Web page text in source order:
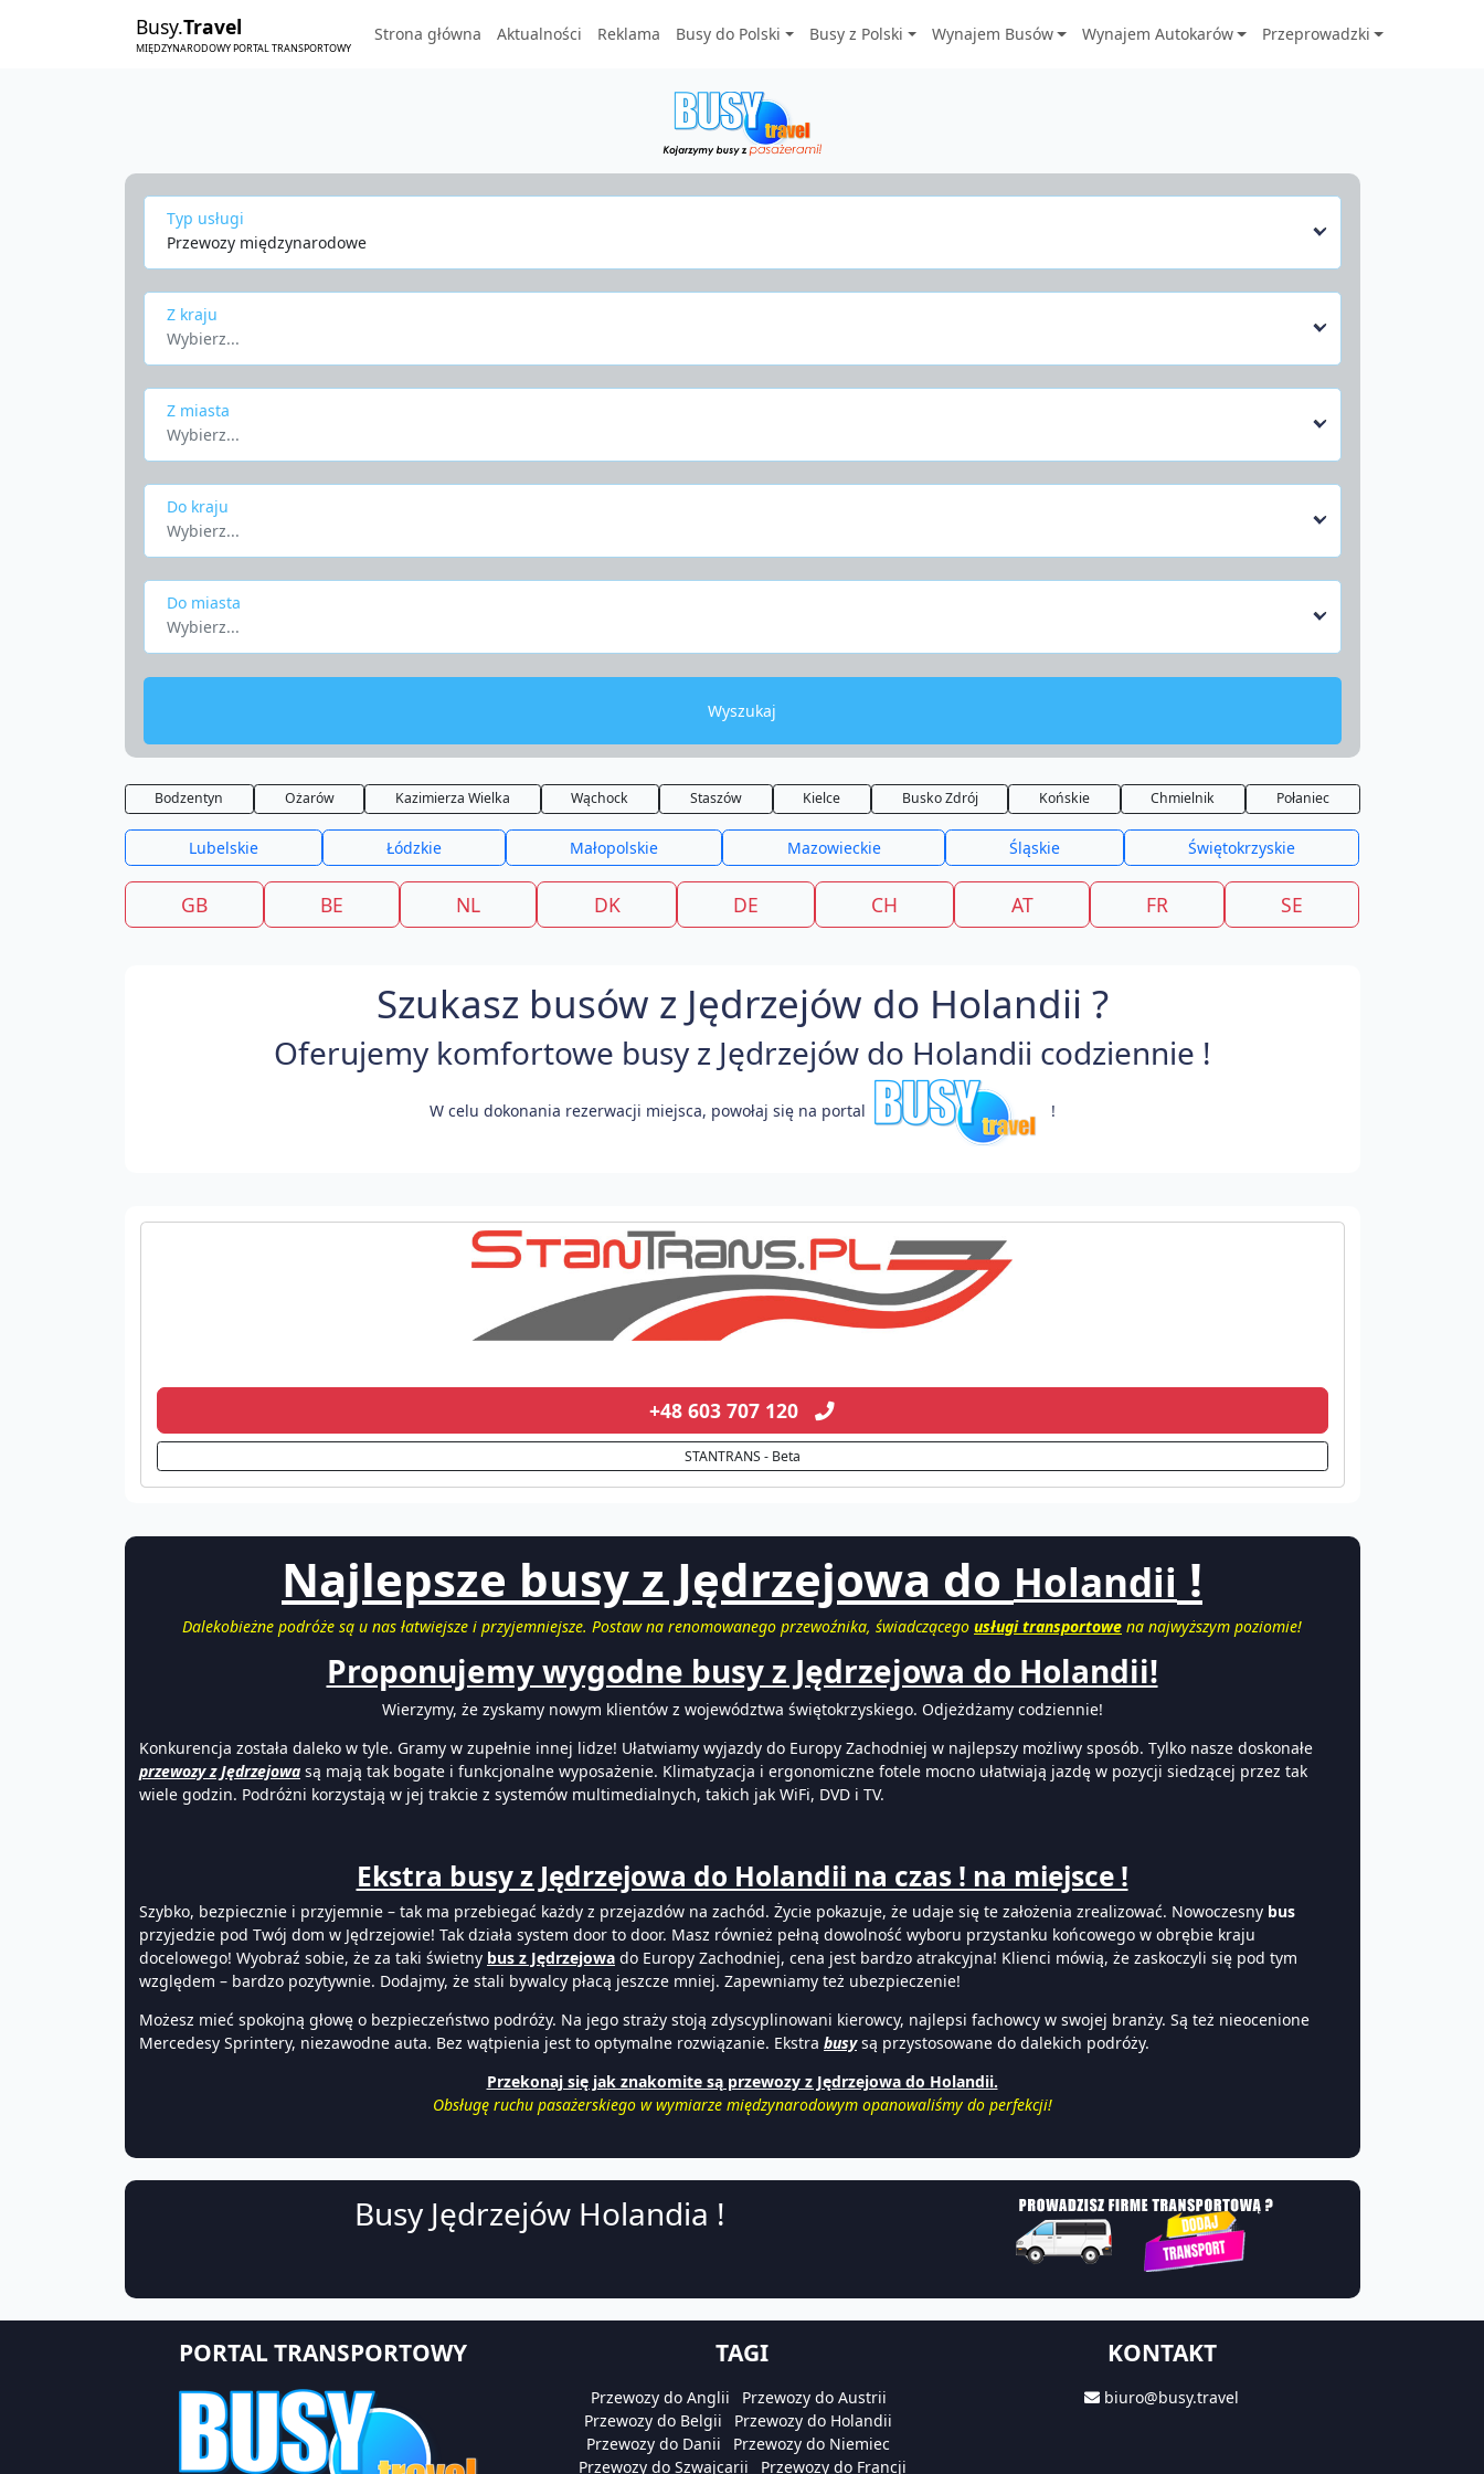
Busy.Travel
MIĘDZYNARODOWY PORTAL TRANSPORTOWY
Strona główna Aktualności Reklama Busy do Polski Busy z Polski Wynajem Busów Wynajem Autokarów Przeprowadzki
Typ usługi
Przewozy międzynarodowe
Z kraju
Wybierz...
Z miasta
Wybierz...
Do kraju
Wybierz...
Do miasta
Wybierz...
Wyszukaj
Bodzentyn Ożarów Kazimierza Wielka Wąchock Staszów Kielce Busko Zdrój Końskie Chmielnik Połaniec
Lubelskie Łódzkie Małopolskie Mazowieckie Śląskie Świętokrzyskie
GB BE NL DK DE CH AT FR SE
Szukasz busów z Jędrzejów do Holandii ?
Oferujemy komfortowe busy z Jędrzejów do Holandii codziennie !
W celu dokonania rezerwacji miejsca, powołaj się na portal !
+48 603 707 120
STANTRANS - Beta
Najlepsze busy z Jędrzejowa do Holandii !
Dalekobieżne podróże są u nas łatwiejsze i przyjemniejsze. Postaw na renomowanego przewoźnika, świadczącego usługi transportowe na najwyższym poziomie!
Proponujemy wygodne busy z Jędrzejowa do Holandii!
Wierzymy, że zyskamy nowym klientów z województwa świętokrzyskiego. Odjeżdżamy codziennie!
Konkurencja została daleko w tyle. Gramy w zupełnie innej lidze! Ułatwiamy wyjazdy do Europy Zachodniej w najlepszy możliwy sposób. Tylko nasze doskonałe
przewozy z Jędrzejowa są mają tak bogate i funkcjonalne wyposażenie. Klimatyzacja i ergonomiczne fotele mocno ułatwiają jazdę w pozycji siedzącej przez tak
wiele godzin. Podróżni korzystają w jej trakcie z systemów multimedialnych, takich jak WiFi, DVD i TV.
Ekstra busy z Jędrzejowa do Holandii na czas ! na miejsce !
Szybko, bezpiecznie i przyjemnie – tak ma przebiegać każdy z przejazdów na zachód. Życie pokazuje, że udaje się te założenia zrealizować. Nowoczesny bus
przyjedzie pod Twój dom w Jędrzejowie! Tak działa system door to door. Masz również pełną dowolność wyboru przystanku końcowego w obrębie kraju
docelowego! Wyobraź sobie, że za taki świetny bus z Jędrzejowa do Europy Zachodniej, cena jest bardzo atrakcyjna! Klienci mówią, że zaskoczyli się pod tym
względem – bardzo pozytywnie. Dodajmy, że stali bywalcy płacą jeszcze mniej. Zapewniamy też ubezpieczenie!
Możesz mieć spokojną głowę o bezpieczeństwo podróży. Na jego straży stoją zdyscyplinowani kierowcy, najlepsi fachowcy w swojej branży. Są też nieocenione
Mercedesy Sprintery, niezawodne auta. Bez wątpienia jest to optymalne rozwiązanie. Ekstra busysą przystosowane do dalekich podróży.
Przekonaj się jak znakomite są przewozy z Jędrzejowa do Holandii.
Obsługę ruchu pasażerskiego w wymiarze międzynarodowym opanowaliśmy do perfekcji!
Busy Jędrzejów Holandia !
PORTAL TRANSPORTOWY TAGI
Przewozy do Anglii
Przewozy do Austrii
Przewozy do Belgii
Przewozy do Holandii
Przewozy do Danii
Przewozy do Niemiec
Przewozy do Szwajcarii
Przewozy do Francji
KONTAKT
biuro@busy.travel